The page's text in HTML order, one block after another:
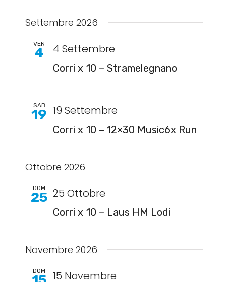
Settembre 2026
VEN
4 4 Settembre
Corri x 10 – Stramelegnano
SAB
19 19 Settembre
Corri x 10 – 12×30 Music6x Run
Ottobre 2026
DOM
25 25 Ottobre
Corri x 10 – Laus HM Lodi
Novembre 2026
DOM 15 Novembre